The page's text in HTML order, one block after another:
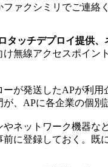
ァクシミリでご連絡
タッチデプロイ提供
け無線アクセスポイ
が発送したAPが利
、APに各企業の個別
ネットワーク機器な
に登録しておく。既